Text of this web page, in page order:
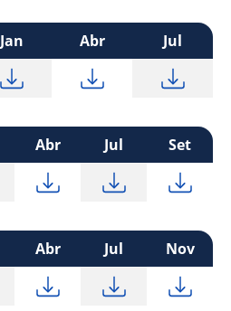
Jan Abr
Jul
Abr Jul
Set
Abr Jul
Nov